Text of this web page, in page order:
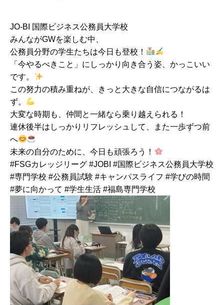
JO-BI 国際ビジネス公務員大学校
みんながGWを楽しむ中、
公務員分野の学生たちは今日も登校！
「今やるべきこと」にしっかり向き合う姿、かっこいい
です。
この努力の積み重ねが、きっと大きな自信につながるは
ず。
大変な時期も、仲間と一緒なら乗り越えられる！
連休後半はしっかりリフレッシュして、また一歩ずつ前
へ
未来の自分のために、今日も頑張ろう！
#FSGカレッジリーグ #JOBI #国際ビジネス公務員大学校
#専門学校 #公務員試験 #キャンパスライフ #学びの時間
#夢に向かって #学生生活 #福島専門学校